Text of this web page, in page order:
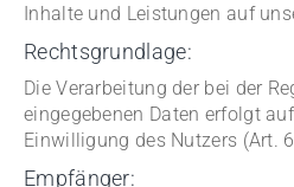
Inhalte und Leistungen auf
Rechtsgrundlage:
Die Verarbeitung der bei der
eingegebenen Daten erfolgt
Einwilligung des Nutzers (Art.
Empfänger: